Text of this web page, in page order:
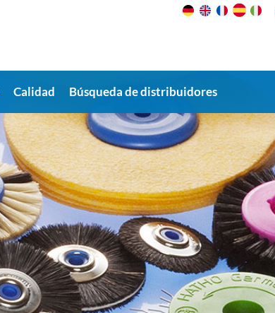
Calidad Búsqueda de distribuidores